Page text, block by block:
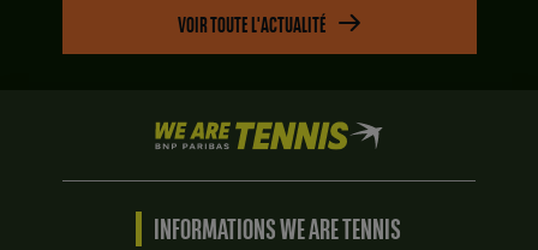
VOIR TOUTE L'ACTUALITÉ
We
are
Tennis
BNP
INFORMATIONS WE ARE TENNIS